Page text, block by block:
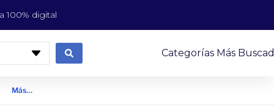
100% digital
Categorías Más
Más…